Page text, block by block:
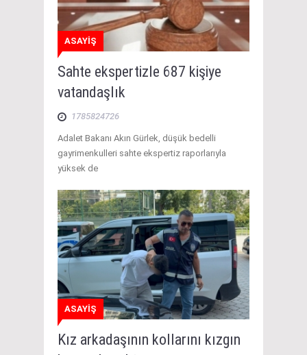
ASAYİŞ
Sahte ekspertizle 687 kişiye
vatandaşlık
1785824726
Adalet Bakanı Akın Gürlek, düşük bedelli
gayrimenkulleri sahte ekspertiz raporlarıyla
yüksek de
ASAYİŞ
Kız arkadaşının kollarını kızgın